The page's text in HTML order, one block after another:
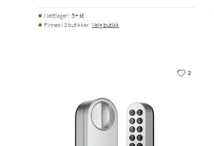
Nettlager: 5+ st
Finnes i 3 butikker. Velg butikk
2